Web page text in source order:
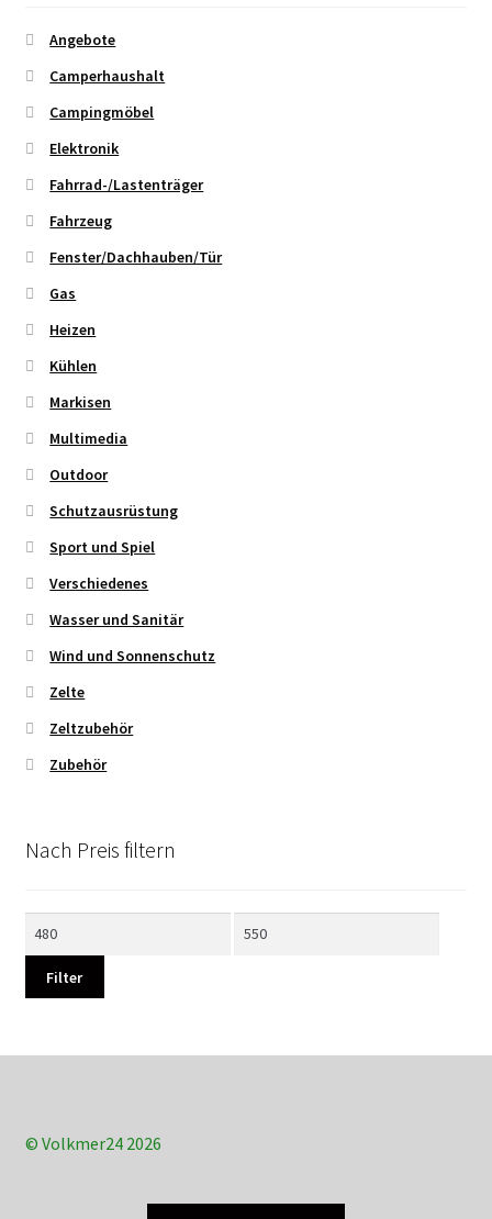
Angebote
Camperhaushalt
Campingmöbel
Elektronik
Fahrrad-/Lastenträger
Fahrzeug
Fenster/Dachhauben/Tür
Gas
Heizen
Kühlen
Markisen
Multimedia
Outdoor
Schutzausrüstung
Sport und Spiel
Verschiedenes
Wasser und Sanitär
Wind und Sonnenschutz
Zelte
Zeltzubehör
Zubehör
Nach Preis filtern
Filter
© Volkmer24 2026